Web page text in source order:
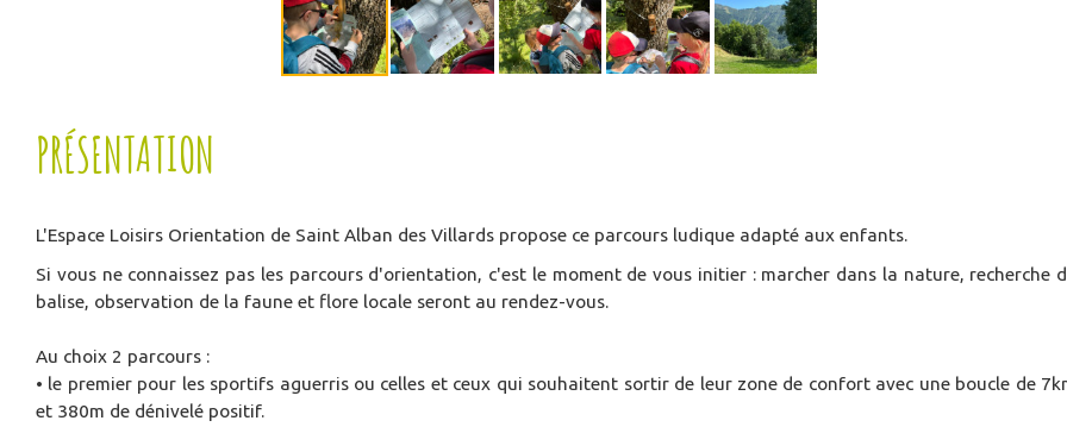
PRÉSENTATION
L'Espace Loisirs Orientation de Saint Alban des Villards propose ce parcours ludique adapté aux enfants.
Si vous ne connaissez pas les parcours d'orientation, c'est le moment de vous initier : marcher dans la nature, recherche
balise, observation de la faune et flore locale seront au rendez-vous.
Au choix 2 parcours :
• le premier pour les sportifs aguerris ou celles et ceux qui souhaitent sortir de leur zone de confort avec une boucle de
et 380m de dénivelé positif.